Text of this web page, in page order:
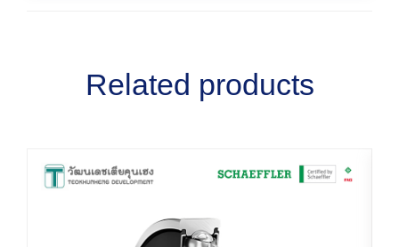
Related products